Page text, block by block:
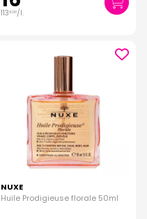
113€00/l.
NUXE
Huile Prodigieuse florale 50ml